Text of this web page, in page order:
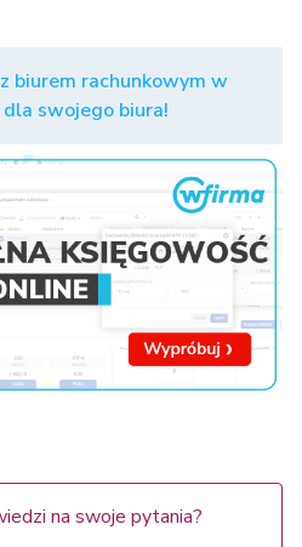
biurem rachunkowym w
swojego biura!
na swoje pytania?